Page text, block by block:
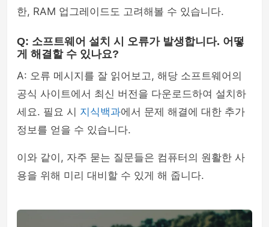
한, RAM 업그레이드도 고려해볼 수 있습니다.
Q: 소프트웨어 설치 시 오류가 발생합니다. 어떻
게 해결할 수 있나요?
A: 오류 메시지를 잘 읽어보고, 해당 소프트웨어의
공식 사이트에서 최신 버전을 다운로드하여 설치하
세요. 필요 시 지식백과에서 문제 해결에 대한 추가
정보를 얻을 수 있습니다.
이와 같이, 자주 묻는 질문들은 컴퓨터의 원활한 사
용을 위해 미리 대비할 수 있게 해 줍니다.